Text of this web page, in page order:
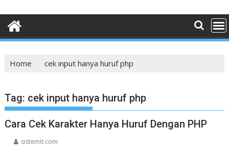
Home cek input hanya huruf php
Tag: cek input hanya huruf php
Cara Cek Karakter Hanya Huruf Dengan PHP
sistemit.com